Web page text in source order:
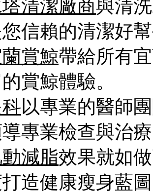
清潔廠商與清
信賴的清潔好
賞鯨帶給所有
賞鯨體驗。
以專業的醫師
專業檢查與治
減脂效果就如
打造健康瘦身藍